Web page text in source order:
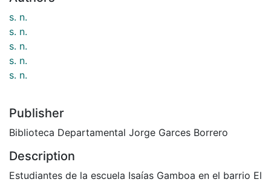
s. n.
s. n.
s. n.
s. n.
s. n.
Publisher
Biblioteca Departamental Jorge Garces Borrero
Description
Estudiantes de la escuela Isaías Gamboa en el barrio El